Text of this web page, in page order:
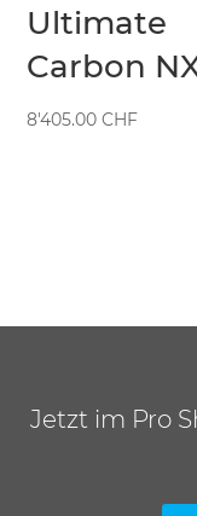
Ultimate
Carbon
8'405.00CHF
Jetzt im Pro